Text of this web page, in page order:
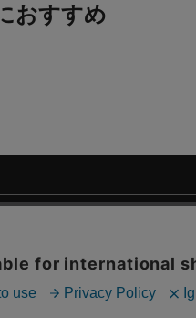
おすすめ
方針特定商取引法に基づく表示